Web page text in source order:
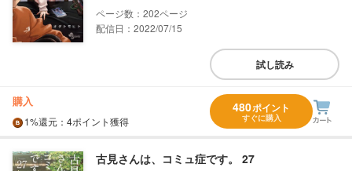
202
配信日：2022/07/15
試し読み
購入
1%還元 ：4ポイント獲得
480ポイント
すぐに購入
古見さんは、コミュ症です。 27